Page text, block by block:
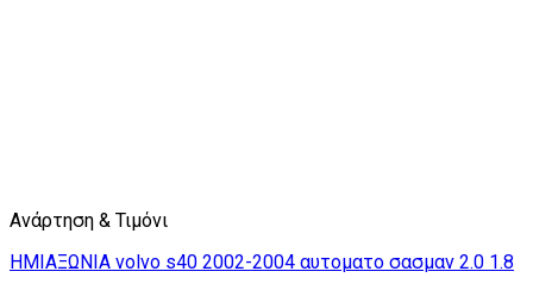
Ανάρτηση & Τιμόνι
ΗΜΙΑΞΩΝΙΑ volvo s40 2002-2004 αυτοματο σασμαν 2.0 1.8